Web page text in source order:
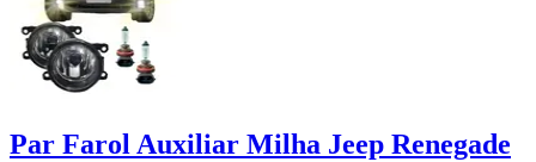
Par Farol Auxiliar Milha Jeep Renegade